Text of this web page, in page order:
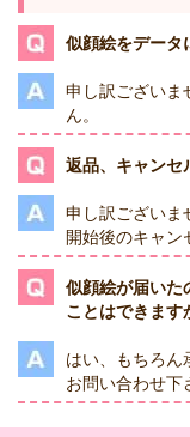
似顔絵をデータ
申し訳ございま
ん。
返品、キャンセ
申し訳ございま
開始後のキャン
似顔絵が届いた
ことはできます
はい、もちろん
お問い合わせ下